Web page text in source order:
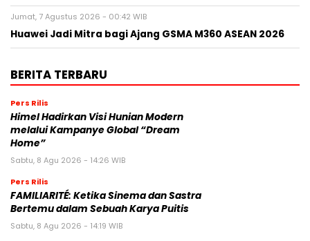
Jumat, 7 Agustus 2026 - 00:42 WIB
Huawei Jadi Mitra bagi Ajang GSMA M360 ASEAN 2026
BERITA TERBARU
Pers Rilis
Himel Hadirkan Visi Hunian Modern
melalui Kampanye Global “Dream
Home”
Sabtu, 8 Agu 2026 - 14:26 WIB
Pers Rilis
FAMILIARITÉ: Ketika Sinema dan Sastra
Bertemu dalam Sebuah Karya Puitis
Sabtu, 8 Agu 2026 - 14:19 WIB